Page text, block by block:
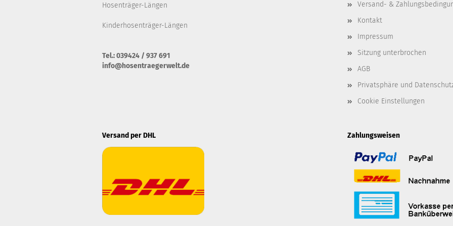
Hosenträger-Längen
Kinderhosenträger-Längen
Tel.: 039424 / 937 691
info@hosentraegerwelt.de
Versand- &
Kontakt
Impressum
Sitzung unterbrochen
AGB
Privatsphäre und
Cookie Einstellungen
Versand per DHL Zahlungsweisen